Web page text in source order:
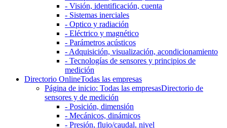
- Visión, identificación, cuenta
- Sistemas inerciales
- Optico y radiación
- Eléctrico y magnético
- Parámetros acústicos
- Adquisición, visualización, acondicionamiento
- Tecnologías de sensores y principios de
medición
Directorio OnlineTodas las empresas
Página de inicio: Todas las empresasDirectorio de
sensores y de medición
- Posición, dimensión
- Mecánicos, dinámicos
- Presión, flujo/caudal, nivel